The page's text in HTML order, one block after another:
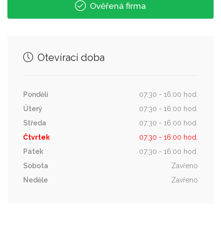
Ověřená firma
Otevírací doba
Pondělí
07:30 - 16:00 hod.
Úterý
07:30 - 16:00 hod.
Středa
07:30 - 16:00 hod.
Čtvrtek
07:30 - 16:00 hod.
Pátek
07:30 - 16:00 hod.
Sobota
Zavřeno
Neděle
Zavřeno